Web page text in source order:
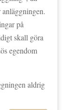
på
skall göra
egendom
aldrig